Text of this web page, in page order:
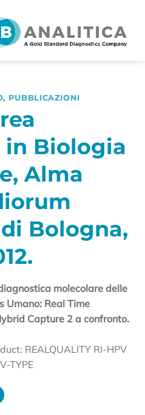
, PUBBLICAZIONI
in Biologia
Alma
Bologna,
molecolare delle
Umano: Real Time
Capture 2 a confronto.
REALQUALITY RI-HPV
TYPE